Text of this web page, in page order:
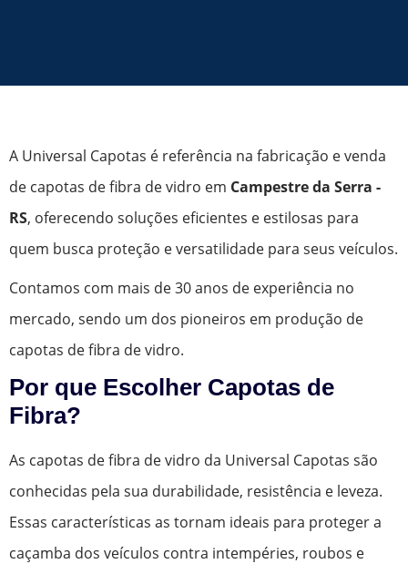
A Universal Capotas é referência na fabricação e venda
de capotas de fibra de vidro em Campestre da Serra -
RS, oferecendo soluções eficientes e estilosas para
quem busca proteção e versatilidade para seus veículos.
Contamos com mais de 30 anos de experiência no
mercado, sendo um dos pioneiros em produção de
capotas de fibra de vidro.
Por que Escolher Capotas de
Fibra?
As capotas de fibra de vidro da Universal Capotas são
conhecidas pela sua durabilidade, resistência e leveza.
Essas características as tornam ideais para proteger a
caçamba dos veículos contra intempéries, roubos e